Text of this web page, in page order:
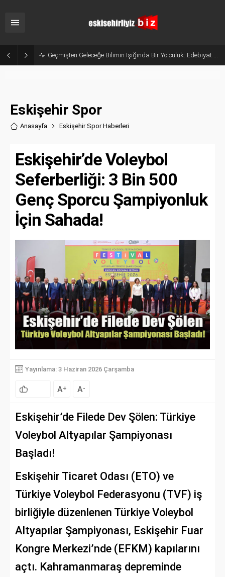
Geleceğin Hukukçuları Eskişehir’de Yetişiyor: Anadolu Üniversitesi Hukuk Fakültesi
Eskişehir Spor
Anasayfa Eskişehir Spor Haberleri
Eskişehir’de Voleybol
Seferberliği: 3 Bin 500
Genç Sporcu Şampiyonluk
İçin Sahada!
Yayınlama: 3 Haziran 2026 Çarşamba
A+ A-
Eskişehir’de Filede Dev Şölen: Türkiye
Voleybol Altyapılar Şampiyonası
Başladı!
Eskişehir Ticaret Odası (ETO) ve
Türkiye Voleybol Federasyonu (TVF) iş
birliğiyle düzenlenen Türkiye Voleybol
Altyapılar Şampiyonası, Eskişehir Fuar
Kongre Merkezi’nde (EFKM) kapılarını
açtı. Kahramanmaraş depreminde